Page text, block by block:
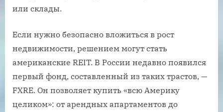
или склады.
Если нужно безопасно вложиться в рост
недвижимости, решением могут стать
американские REIT. В России недавно появился
первый фонд, составленный из таких трастов, —
FXRE. Он позволяет купить «всю Америку
целиком»: от арендных апартаментов до